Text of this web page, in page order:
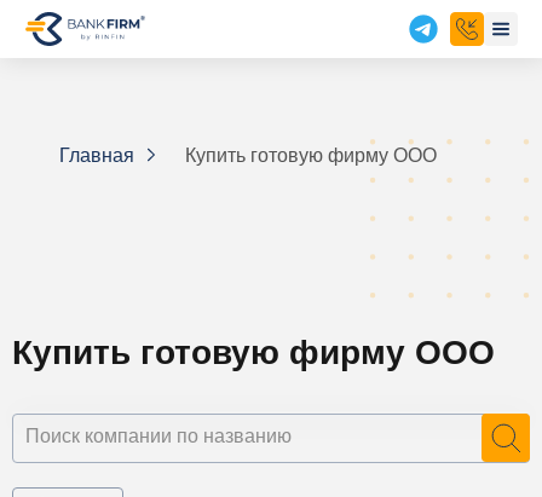
Главная Купить готовую фирму ООО
Купить готовую фирму ООО